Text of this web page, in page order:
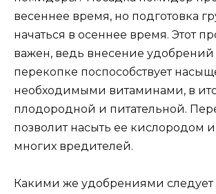
весеннее время, но подготовка
начаться в осеннее время. Этот
важен, ведь внесение
перекопке поспособствует
необходимыми витаминами, в
плодородной и питательной.
позволит насыть ее кислородом
многих вредителей.
Какими же удобрениями